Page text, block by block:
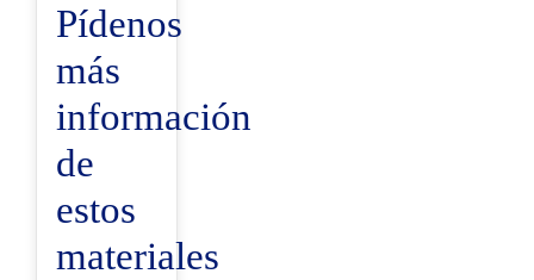
Pídenos
más
información
de
estos
materiales